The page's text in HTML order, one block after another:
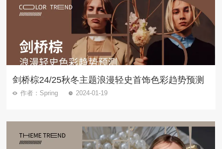
剑桥棕24/25秋冬主题浪漫轻史首饰色彩趋势预测
作者：Spring 2024-01-19